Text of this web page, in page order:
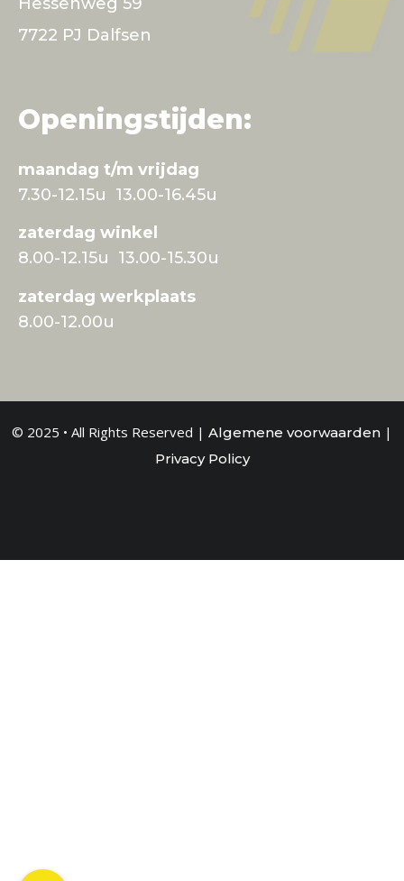
Hessenweg 59
7722 PJ Dalfsen
Openingstijden:
maandag t/m vrijdag
7.30-12.15u 13.00-16.45u
zaterdag winkel
8.00-12.15u 13.00-15.30u
zaterdag werkplaats
8.00-12.00u
© 2025 • All Rights Reserved | Algemene voorwaarden |
Privacy Policy